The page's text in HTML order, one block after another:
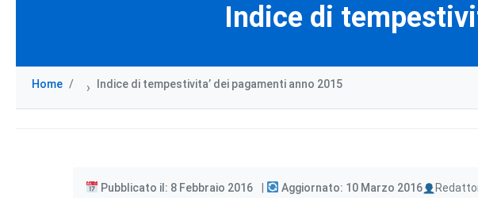
Indice di
Home › Indice di tempestivita’ dei pagamenti anno 2015
Pubblicato il: 8 Febbraio 2016 Aggiornato: 10 Marzo 2016Author